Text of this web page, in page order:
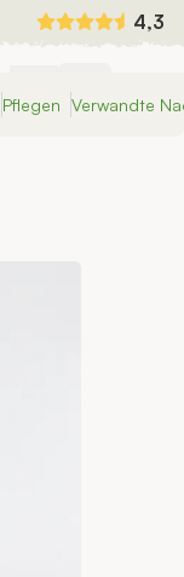
4,3
Pflegen Verwandte